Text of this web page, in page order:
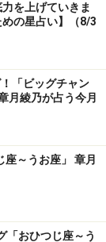
を上げていきま
の星占い】（8/3
「ビッグチャン
月綾乃が占う今月
～うお座」 章月
「おひつじ座～う